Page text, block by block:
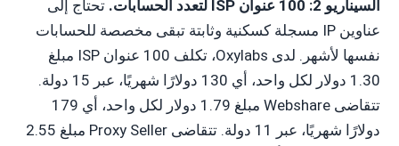
السيناريو 2: 100 عنوان ISP لتعدد الحسابات.
تحتاج إلى
عناوين IP مسجلة كسكنية وثابتة تبقى مخصصة للحسابات
نفسها لأشهر. لدى Oxylabs، تكلف 100 عنوان ISP مبلغ
1.30 دولار لكل واحد، أي 130 دولارًا شهريًا، عبر 15 دولة.
تتقاضى Webshare مبلغ 1.79 دولار لكل واحد، أي 179
دولارًا شهريًا، عبر 11 دولة. تتقاضى Proxy Seller مبلغ 2.55